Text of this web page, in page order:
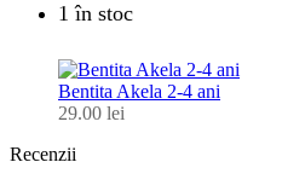
1 în stoc
Bentita Akela 2-4 ani
29.00 lei
Recenzii